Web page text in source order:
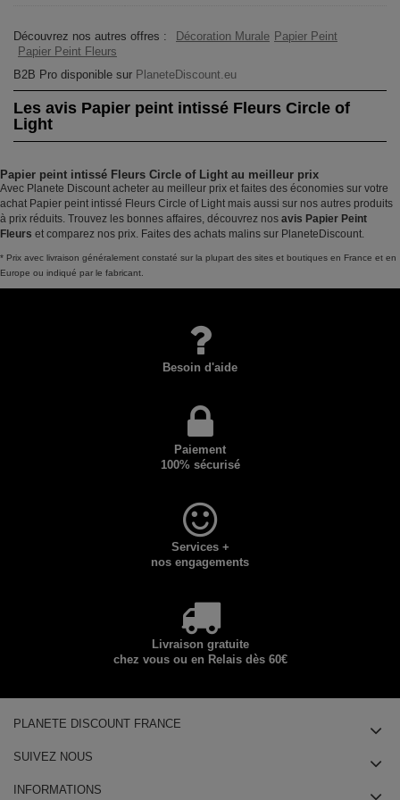
Découvrez nos autres offres : Décoration Murale Papier Peint
Papier Peint Fleurs
B2B Pro disponible sur PlaneteDiscount.eu
Les avis Papier peint intissé Fleurs Circle of
Light
Papier peint intissé Fleurs Circle of Light au meilleur prix
Avec Planete Discount acheter au meilleur prix et faites des économies sur votre
achat Papier peint intissé Fleurs Circle of Light mais aussi sur nos autres produits
à prix réduits. Trouvez les bonnes affaires, découvrez nos avis Papier Peint
Fleurs et comparez nos prix. Faites des achats malins sur PlaneteDiscount.
* Prix avec livraison généralement constaté sur la plupart des sites et boutiques en France et en
Europe ou indiqué par le fabricant.
Besoin d'aide
Paiement
100% sécurisé
Services +
nos engagements
Livraison gratuite
chez vous ou en Relais dès 60€
PLANETE DISCOUNT FRANCE
SUIVEZ NOUS
INFORMATIONS